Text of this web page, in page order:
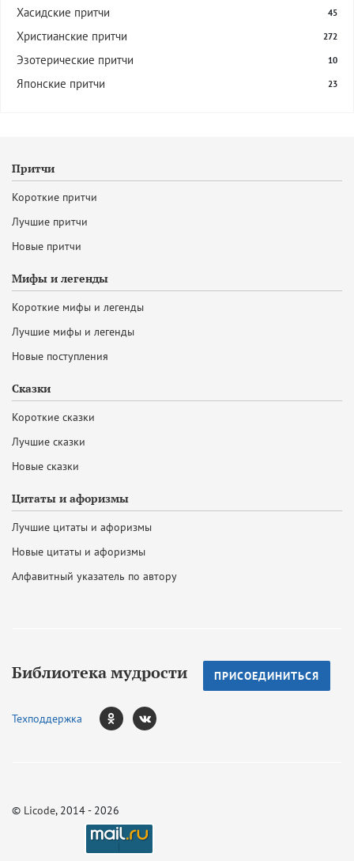
Хасидские притчи 45
Христианские притчи 272
Эзотерические притчи 10
Японские притчи 23
Притчи
Короткие притчи
Лучшие притчи
Новые притчи
Мифы и легенды
Короткие мифы и легенды
Лучшие мифы и легенды
Новые поступления
Сказки
Короткие сказки
Лучшие сказки
Новые сказки
Цитаты и афоризмы
Лучшие цитаты и афоризмы
Новые цитаты и афоризмы
Алфавитный указатель по автору
Библиотека мудрости ПРИСОЕДИНИТЬСЯ
Техподдержка
© Licode, 2014 - 2026